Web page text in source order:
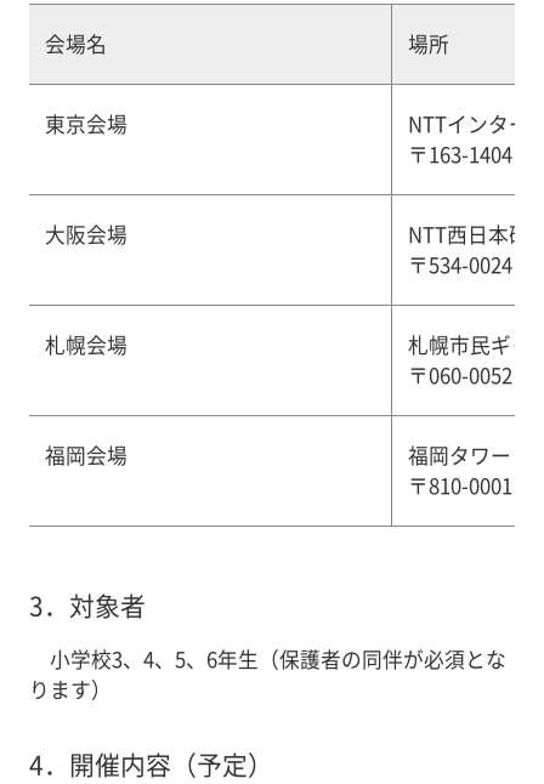
会場名 場所
東京会場
NTTインター
〒163-1404
大阪会場
NTT西日本研
〒534-0024
札幌会場
札幌市民ギャ
〒060-0052
福岡会場
福岡タワー
〒810-0001
3． 対象者
小学校3、4、5、6年生（保護者の同伴が必須とな
ります）
4． 開催内容（予定）